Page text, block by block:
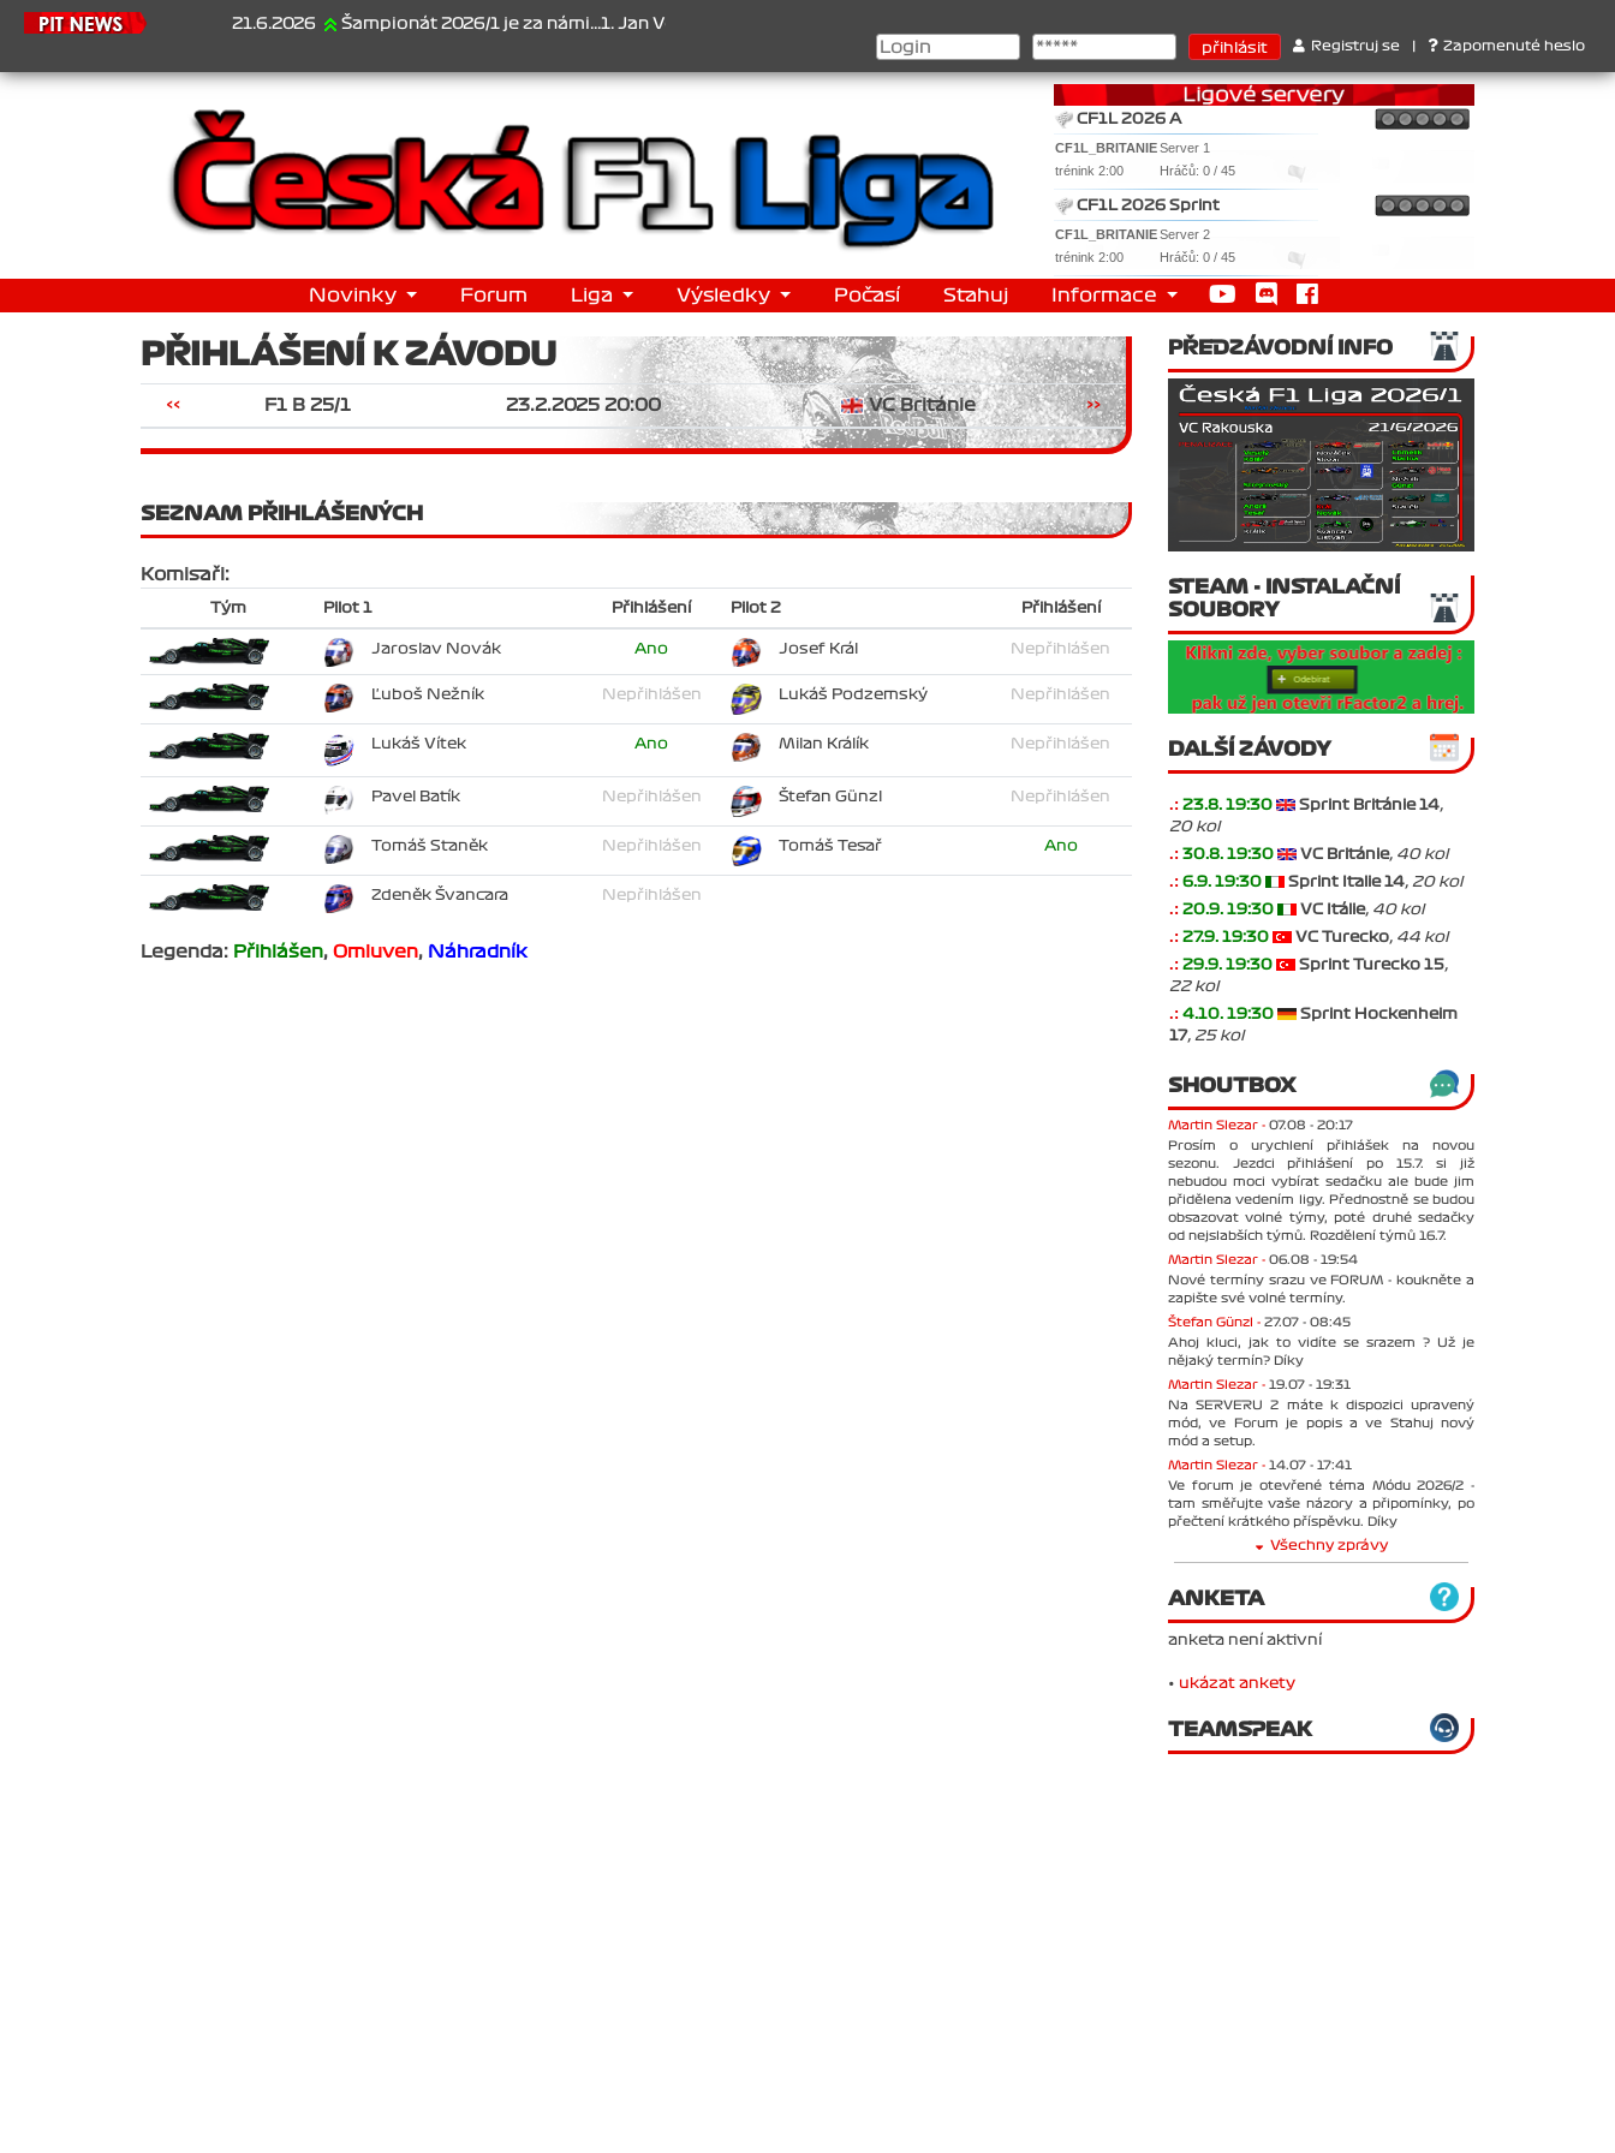
21.6.2026 Šampionát 2026/1 je za námi...1. Jan Veselý , 2. Jan Nováček , 3. Jakub Chmelík , Pohár konstruktérů : 1. Ferrari . 2. Williams , 3. RedBull ..... SprintCup - 1.
Registruj se Zapomenuté heslo
CF1L 2026 A
CF1L_BRITANIEServer 1
trénink 2:00
Hráčů: 0 / 45
CF1L 2026 Sprint
CF1L_BRITANIEServer 2
trénink 2:00
Hráčů: 0 / 45
Novinky Forum Liga Výsledky Počasí Stahuj Informace
PŘIHLÁŠENÍ K ZÁVODU
<< F1 B 25/1 23.2.2025 20:00 VC Británie >>
SEZNAM PŘIHLÁŠENÝCH
Komisaři:
Tým Pilot 1 Přihlášení Pilot 2 Přihlášení
Jaroslav Novák Ano Josef Král Nepřihlášen
Ľuboš Nežník Nepřihlášen Lukáš Podzemský Nepřihlášen
Lukáš Vítek Ano Milan Králík Nepřihlášen
Pavel Batík Nepřihlášen Štefan Günzl Nepřihlášen
Tomáš Staněk Nepřihlášen Tomáš Tesař Ano
Zdeněk Švancara Nepřihlášen
Legenda: Přihlášen, Omluven, Náhradník
PŘEDZÁVODNÍ INFO
STEAM - INSTALAČNÍ
SOUBORY
DALŠÍ ZÁVODY
.: 23.8. 19:30 Sprint Británie 14,
20 kol
.: 30.8. 19:30 VC Británie, 40 kol
.: 6.9. 19:30 Sprint Italie 14, 20 kol
.: 20.9. 19:30 VC Itálie, 40 kol
.: 27.9. 19:30 VC Turecko, 44 kol
.: 29.9. 19:30 Sprint Turecko 15,
22 kol
.: 4.10. 19:30
Sprint Hockenheim
17, 25 kol
SHOUTBOX
Martin Slezar - 07.08 - 20:17
Prosím o urychlení přihlášek na novou
sezonu. Jezdci přihlášení po 15.7. si již
nebudou moci vybírat sedačku ale bude jim
přidělena vedením ligy. Přednostně se budou
obsazovat volné týmy, poté druhé sedačky
od nejslabších týmů. Rozdělení týmů 16.7.
Martin Slezar - 06.08 - 19:54
Nové termíny srazu ve FORUM - koukněte a
zapište své volné termíny.
Štefan Günzl - 27.07 - 08:45
Ahoj kluci, jak to vidíte se srazem ? Už je
nějaký termín? Díky
Martin Slezar - 19.07 - 19:31
Na SERVERU 2 máte k dispozici upravený
mód, ve Forum je popis a ve Stahuj nový
mód a setup.
Martin Slezar - 14.07 - 17:41
Ve forum je otevřené téma Módu 2026/2 -
tam směřujte vaše názory a připomínky, po
přečtení krátkého příspěvku. Díky
Všechny zprávy
ANKETA
anketa není aktivní
• ukázat ankety
TEAMSPEAK